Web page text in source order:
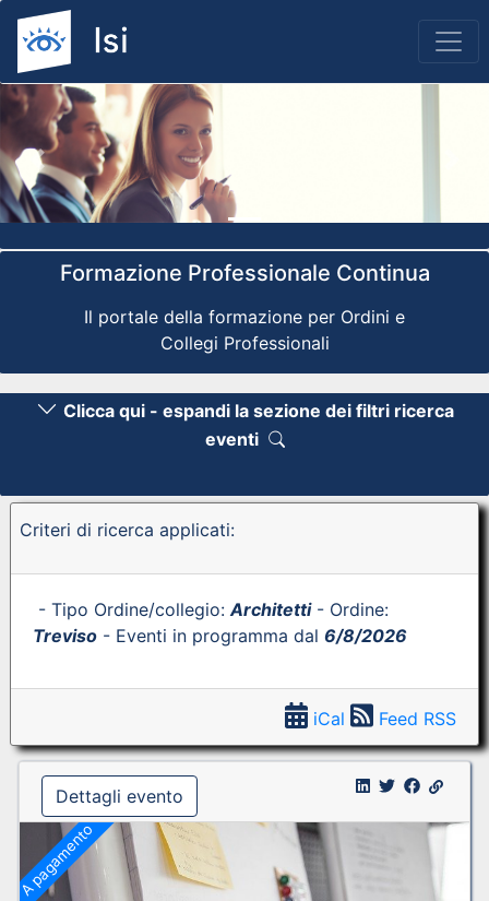
Previous
Formazione Professionale Continua
Il portale della formazione per Ordini e
Collegi Professionali
Clicca qui - espandi la sezione dei filtri ricerca
eventi
Criteri di ricerca applicati:
- Tipo Ordine/collegio:Architetti- Ordine:
Treviso - Eventi in programma dal 6/8/2026
iCal Feed RSS
Dettagli evento
A pagamento